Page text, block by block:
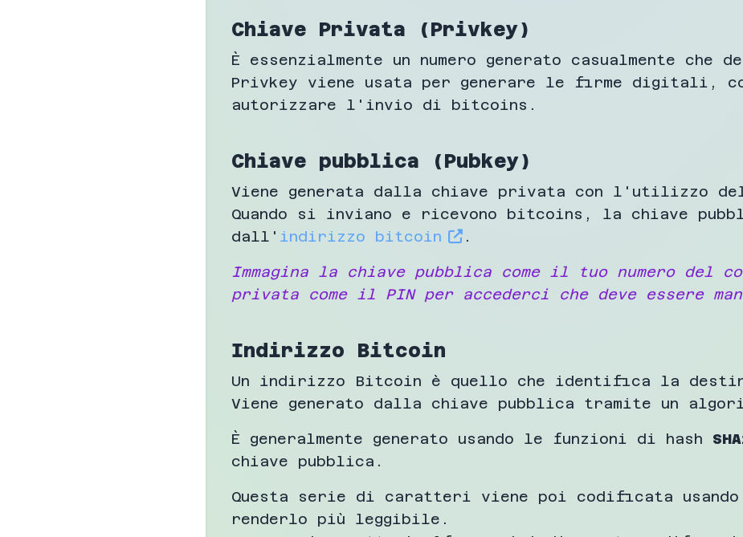
Chiave Privata (Privkey)
È essenzialmente un numero generato casualmente che
Privkey viene usata per generare le firme digitali,
autorizzare l'invio di bitcoins.
Chiave pubblica (Pubkey)
Viene generata dalla chiave privata con l'utilizzo
Quando si inviano e ricevono bitcoins, la chiave
dall' indirizzo bitcoin .
Immagina la chiave pubblica come il tuo numero del
privata come il PIN per accederci che deve essere
Indirizzo Bitcoin
Un indirizzo Bitcoin è quello che identifica la
Viene generato dalla chiave pubblica tramite un
È generalmente generato usando le funzioni di hash
chiave pubblica.
Questa serie di caratteri viene poi codificata
renderlo più leggibile.